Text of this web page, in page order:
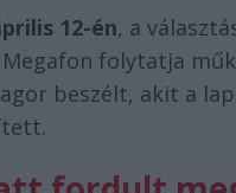
12-én, a
folytatja
beszélt, akit a